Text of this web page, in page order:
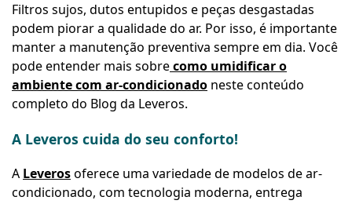
Filtros sujos, dutos entupidos e peças desgastadas
podem piorar a qualidade do ar. Por isso, é importante
manter a manutenção preventiva sempre em dia. Você
pode entender mais sobrecomo umidificar o
ambiente com ar-condicionado neste conteúdo
completo do Blog da Leveros.
A Leveros cuida do seu conforto!
A Leverosoferece uma variedade de modelos de ar-
condicionado, com tecnologia moderna, entrega